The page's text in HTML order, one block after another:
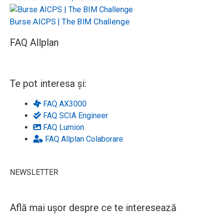
Burse AICPS | The BIM Challenge
FAQ Allplan
Te pot interesa și:
FAQ AX3000
FAQ SCIA Engineer
FAQ Lumion
FAQ Allplan Colaborare
NEWSLETTER
Află mai ușor despre ce te interesează